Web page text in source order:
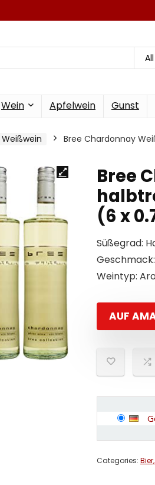
Wein Apfelwein Gunst
Weißwein Bree Chardonnay
Bree
(6 x
Süßegrad:
Weintyp:
AUF
Categories: